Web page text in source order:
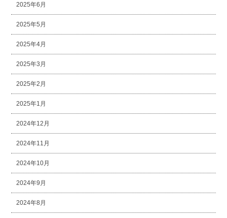
2025年6月
2025年5月
2025年4月
2025年3月
2025年2月
2025年1月
2024年12月
2024年11月
2024年10月
2024年9月
2024年8月